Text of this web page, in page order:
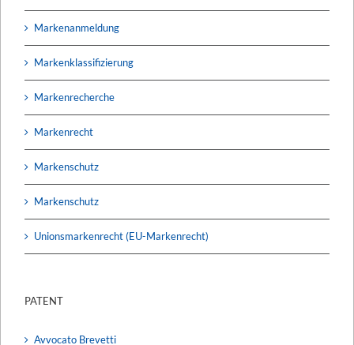
Markenanmeldung
Markenklassifizierung
Markenrecherche
Markenrecht
Markenschutz
Markenschutz
Unionsmarkenrecht (EU-Markenrecht)
PATENT
Avvocato Brevetti